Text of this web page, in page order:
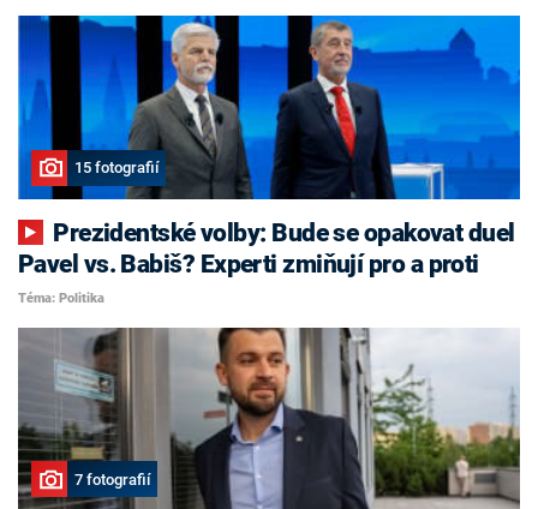
15 fotografií
Pavel vs. Babiš? Experti zmiňují pro a proti
Téma: Politika
7 fotografií